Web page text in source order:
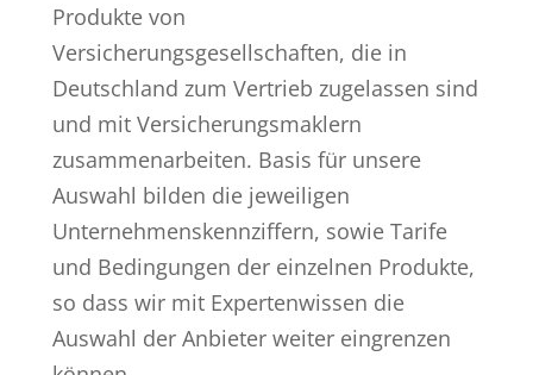
Produkte von
Versicherungsgesellschaften, die in
Deutschland zum Vertrieb zugelassen sind
und mit Versicherungsmaklern
zusammenarbeiten. Basis für unsere
Auswahl bilden die jeweiligen
Unternehmenskennziffern, sowie Tarife
und Bedingungen der einzelnen Produkte,
so dass wir mit Expertenwissen die
Auswahl der Anbieter weiter eingrenzen